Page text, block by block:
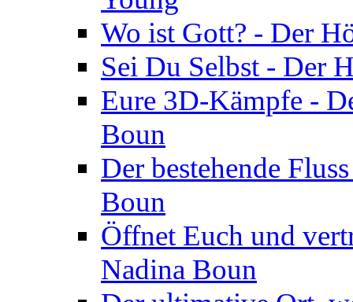
Wo ist Gott? - Der
Sei Du Selbst - Der
Eure 3D-Kämpfe -
Boun
Der bestehende
Boun
Öffnet Euch und
Nadina Boun